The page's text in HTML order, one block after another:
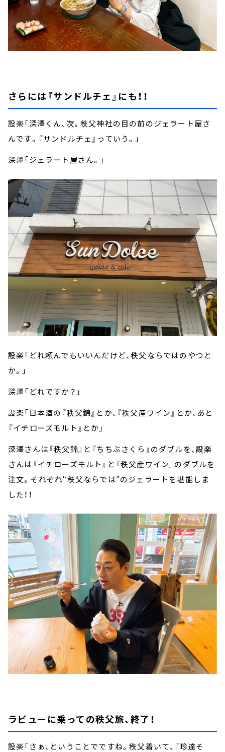
さらには『サンドルチェ』にも！！
設楽「深澤くん、次。秩父神社の目の前のジェラート屋さ
んです。『サンドルチェ』っていう。」
深澤「ジェラート屋さん。」
設楽「どれ頼んでもいいんだけど、秩父ならではのやつと
か。」
深澤「どれですか？」
設楽「日本酒の『秩父錦』とか、『秩父産ワイン』とか、あと
『イチローズモルト』とか」
深澤さんは『秩父錦』と『ちちぶさくら』のダブルを、設楽
さんは『イチローズモルト』と『秩父産ワイン』のダブルを
注文。それぞれ“秩父ならでは”のジェラートを堪能しま
した！！
ラビューに乗っての秩父旅、終了！
設楽「さぁ、ということでですね。秩父着いて、『珍達そ